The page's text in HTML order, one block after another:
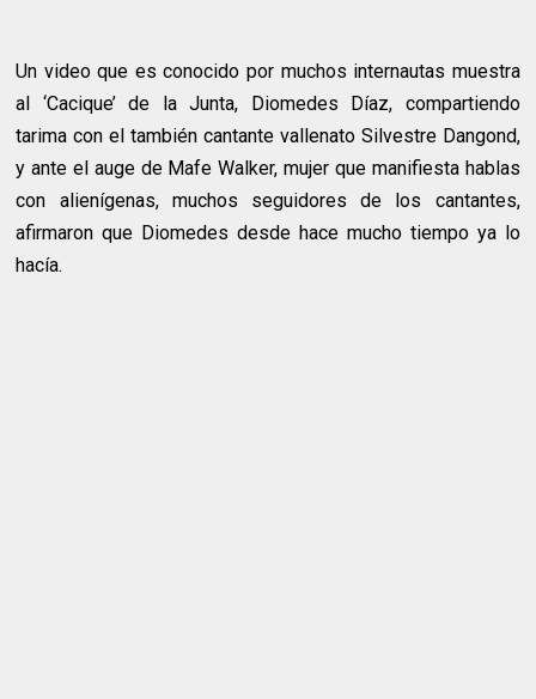
Un video que es conocido por muchos internautas muestra
al ‘Cacique’ de la Junta, Diomedes Díaz, compartiendo
tarima con el también cantante vallenato Silvestre Dangond,
y ante el auge de Mafe Walker, mujer que manifiesta hablas
con alienígenas, muchos seguidores de los cantantes,
afirmaron que Diomedes desde hace mucho tiempo ya lo
hacía.